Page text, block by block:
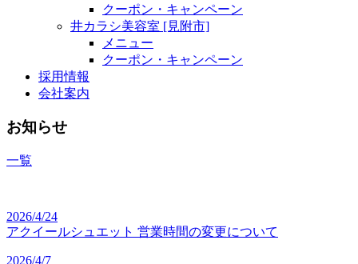
クーポン・キャンペーン
井カラシ美容室 [見附市]
メニュー
クーポン・キャンペーン
採用情報
会社案内
お知らせ
一覧
2026/4/24
アクイールシュエット 営業時間の変更について
2026/4/7